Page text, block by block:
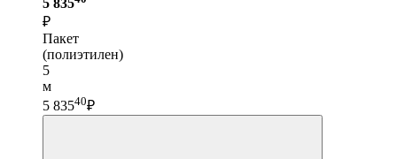
₽
Пакет
(полиэтилен)
5
м
5 83540₽